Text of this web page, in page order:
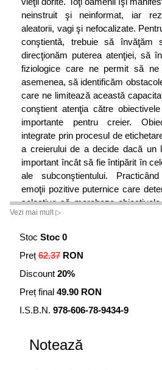
neinstruit şi neinformat, iar
aleatorii, vagi şi nefocalizate.
conştientă, trebuie să învăţăm
direcţionăm puterea atenţiei, să
fiziologice care ne permit să
asemenea, să identificăm
care ne limitează această
conştient atenţia către
importante pentru creier.
integrate prin procesul de
a creierului de a decide dacă un
important încât să fie întipărit în
ale subconştientului.
emoţii pozitive puternice care
selective să marcheze
de importante şi să le asocieze
uimitor, creierul nu face distincţia
reală şi o experienţă imaginată cu
acţionează ca un copoi care
transpune în realitate, investind
acestea se ivesc, luând
Vezi mai mult ▷
Stoc Stoc 0
Preț 62.37 RON
Discount 20%
Preț final 49.90 RON
I.S.B.N. 978-606-78-9434-9
Notează